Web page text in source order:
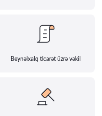
Beynəlxalq ticarət üzrə vəkil